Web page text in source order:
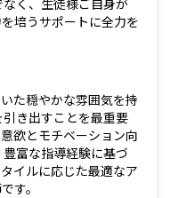
培うサポートに全力を
た穏やかな雰囲気を持
き出すことを最重要
欲とモチベーション向
富な指導経験に基づ
イルに応じた最適なア
す。